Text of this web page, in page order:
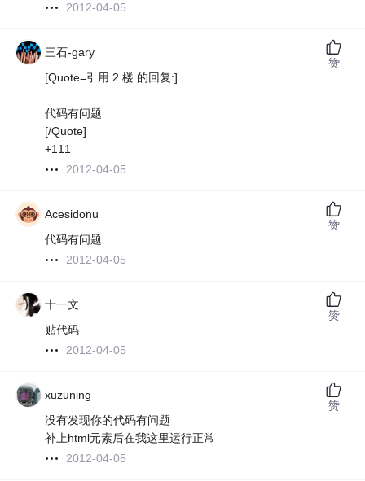
2012-04-05
三石-gary
[Quote=引用 2 楼 的回复:]
代码有问题
[/Quote]
+111
2012-04-05
赞
Acesidonu
代码有问题
2012-04-05
赞
十一文
贴代码
2012-04-05
赞
xuzuning
没有发现你的代码有问题
补上html元素后在我这里运行正常
2012-04-05
赞